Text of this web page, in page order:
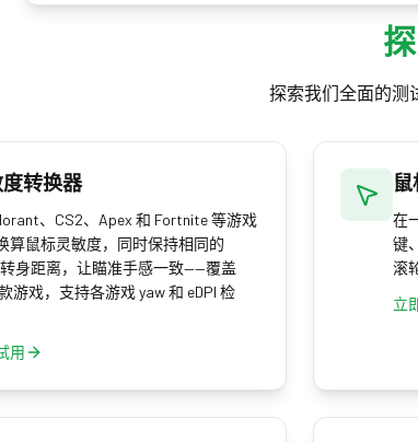
灵敏度换算成新的等效设置。先用测试找
探索我们全面的测
度转换器
、CS2、Apex 和 Fortnite 等游戏
算鼠标灵敏度，同时保持相同的
身距离，让瞄准手感一致——覆盖
游戏，支持各游戏 yaw 和 eDPI 检
用
鼠
在
键
滚
立